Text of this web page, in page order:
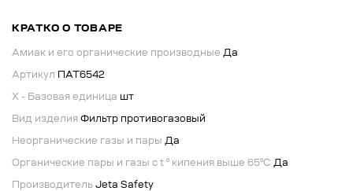
КРАТКО О ТОВАРЕ
Амиак и его органические производные Да
Артикул ПАТ6542
X - Базовая единица шт
Вид изделия Фильтр противогазовый
Неорганические газы и пары Да
Органические пары и газы с t ⁰ кипения выше 65⁰C Да
Производитель Jeta Safety